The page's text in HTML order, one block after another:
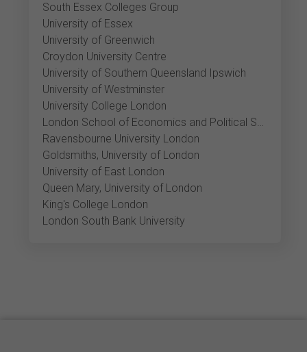
South Essex Colleges Group
University of Essex
University of Greenwich
Croydon University Centre
University of Southern Queensland Ipswich
University of Westminster
University College London
London School of Economics and Political Science
Ravensbourne University London
Goldsmiths, University of London
University of East London
Queen Mary, University of London
King's College London
London South Bank University